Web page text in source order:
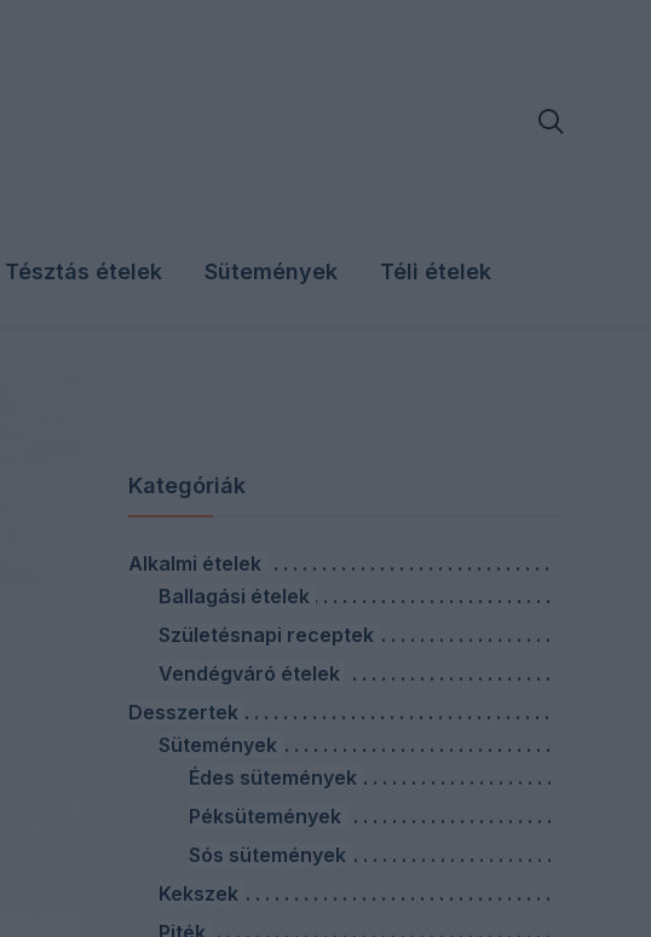

Tésztás ételek Sütemények Téli ételek
Kategóriák
Alkalmi ételek
Ballagási ételek
Születésnapi receptek
Vendégváró ételek
Desszertek
Sütemények
Édes sütemények
Péksütemények
Sós sütemények
Kekszek
Piték